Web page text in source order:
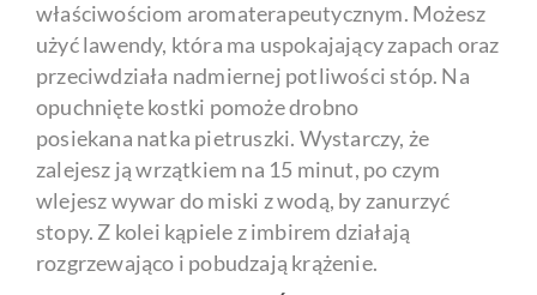
właściwościom aromaterapeutycznym. Możesz
użyć lawendy, która ma uspokajający zapach oraz
przeciwdziała nadmiernej potliwości stóp. Na
opuchnięte kostki pomoże drobno
posiekana natka pietruszki. Wystarczy, że
zalejesz ją wrzątkiem na 15 minut, po czym
wlejesz wywar do miski z wodą, by zanurzyć
stopy. Z kolei kąpiele z imbirem działają
rozgrzewająco i pobudzają krążenie.